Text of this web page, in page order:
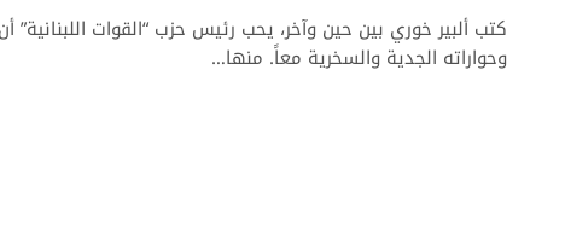
كتب ألبير خوري بين حين وآخر، يحب رئيس حزب “القوات
وحواراته الجدية والسخرية معاً. منها…